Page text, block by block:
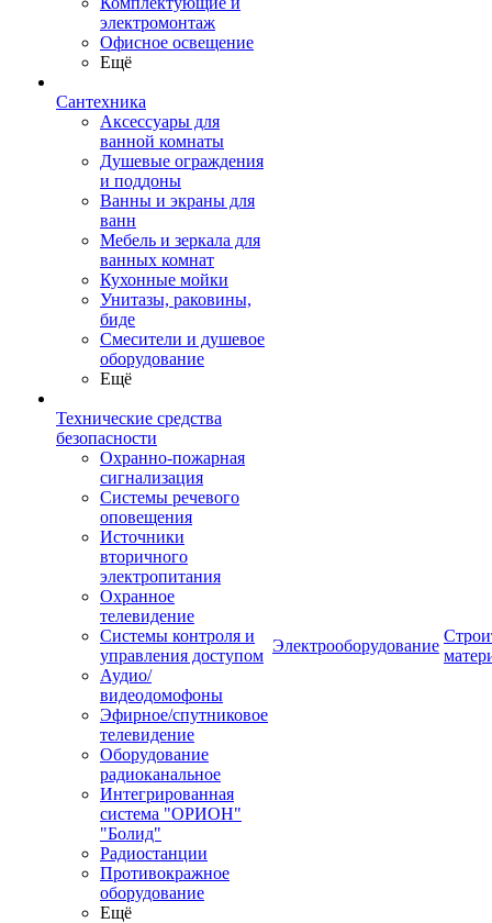
электромонтаж
Офисное освещение
Ещё
Сантехника
Аксессуары для
ванной комнаты
Душевые ограждения
и поддоны
Ванны и экраны для
ванн
Мебель и зеркала для
ванных комнат
Кухонные мойки
Унитазы, раковины,
биде
Смесители и душевое
оборудование
Ещё
Технические средства
безопасности
Охранно-пожарная
сигнализация
Системы речевого
оповещения
Источники
вторичного
электропитания
Охранное
телевидение
Системы контроля и
управления доступом
Аудио/
видеодомофоны
Эфирное/спутниковое
телевидение
Оборудование
радиоканальное
Интегрированная
система "ОРИОН"
"Болид"
Радиостанции
Противокражное
оборудование
Ещё
Электрооборудование